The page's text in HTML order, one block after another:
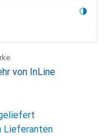
von InLine
geliefert
Lieferanten